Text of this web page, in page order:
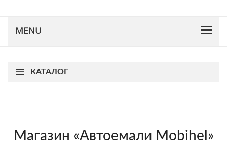
КАТАЛОГ
Магазин «Автоемали Mobihel»